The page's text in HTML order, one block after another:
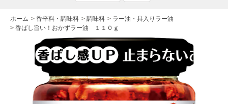
ホーム > 香辛料・調味料 > 調味料 > ラー油・具入りラー油
> 香ばし旨い！おかずラー油 １１０ｇ